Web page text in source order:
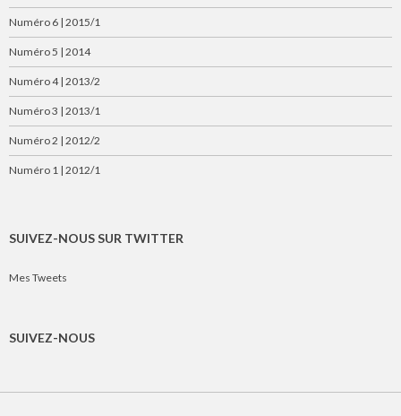
Numéro 6 | 2015/1
Numéro 5 | 2014
Numéro 4 | 2013/2
Numéro 3 | 2013/1
Numéro 2 | 2012/2
Numéro 1 | 2012/1
SUIVEZ-NOUS SUR TWITTER
Mes Tweets
SUIVEZ-NOUS